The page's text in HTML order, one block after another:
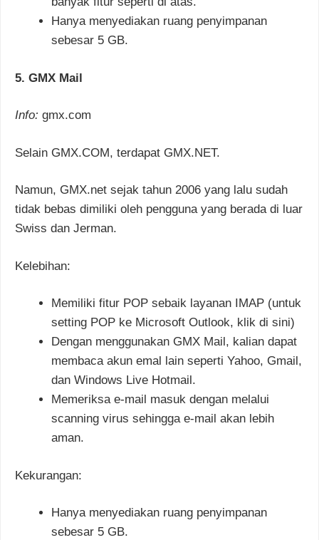
Hanya menyediakan ruang penyimpanan
sebesar 5 GB.
5. GMX Mail
Info: gmx.com
Selain GMX.COM, terdapat GMX.NET.
Namun, GMX.net sejak tahun 2006 yang lalu sudah
tidak bebas dimiliki oleh pengguna yang berada di luar
Swiss dan Jerman.
Kelebihan:
Memiliki fitur POP sebaik layanan IMAP (untuk
setting POP ke Microsoft Outlook, klik di sini)
Dengan menggunakan GMX Mail, kalian dapat
membaca akun emal lain seperti Yahoo, Gmail,
dan Windows Live Hotmail.
Memeriksa e-mail masuk dengan melalui
scanning virus sehingga e-mail akan lebih
aman.
Kekurangan:
Hanya menyediakan ruang penyimpanan
sebesar 5 GB.